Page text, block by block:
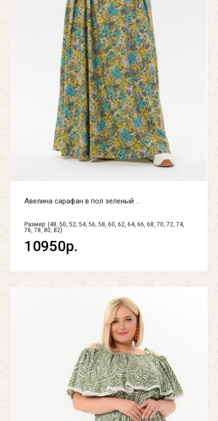
Авелина сарафан в пол зеленый ...
Размер: (48, 50, 52, 54, 56, 58, 60, 62, 64, 66, 68, 70, 72, 74,
76, 78, 80, 82)
10950р.